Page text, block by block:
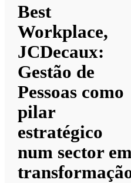
Best
Workplace,
JCDecaux:
Gestão de
Pessoas como
pilar
estratégico
num sector em